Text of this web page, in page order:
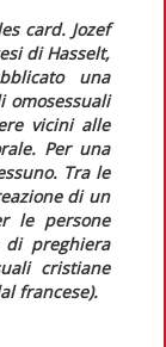
card. Jozef
di Hasselt,
una
omosessuali
vicini alle
Per una
. Tra le
di un
le persone
di preghiera
cristiane
francese).